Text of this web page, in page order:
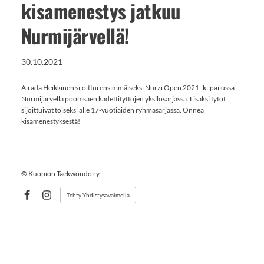
kisamenestys jatkuu
Nurmijärvellä!
30.10.2021
Airada Heikkinen sijoittui ensimmäiseksi Nurzi Open 2021 -kilpailussa
Nurmijärvellä poomsaen kadettityttöjen yksilösarjassa. Lisäksi tytöt
sijoittuivat toiseksi alle 17-vuotiaiden ryhmäsarjassa. Onnea
kisamenestyksestä!
© Kuopion Taekwondo ry
FacebookInstagram
Tehty Yhdistysavaimella